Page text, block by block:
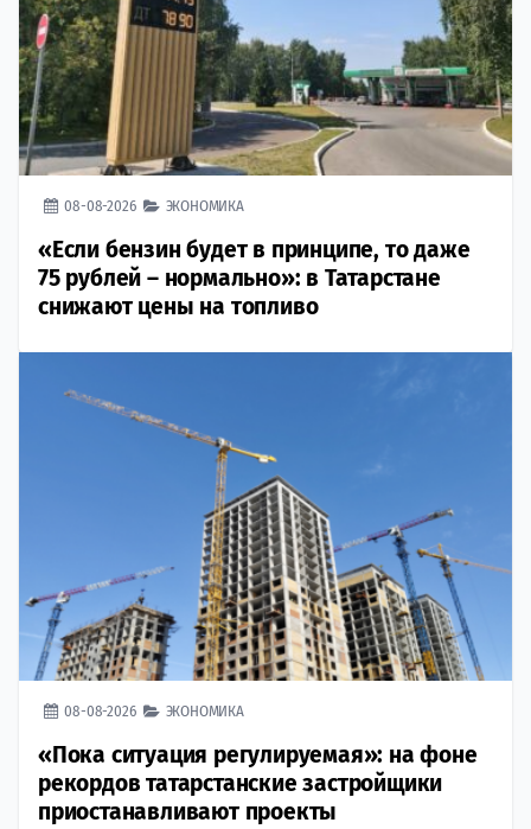
08-08-2026 ЭКОНОМИКА
«Если бензин будет в принципе, то даже
75 рублей – нормально»: в Татарстане
снижают цены на топливо
08-08-2026 ЭКОНОМИКА
«Пока ситуация регулируемая»: на фоне
рекордов татарстанские застройщики
приостанавливают проекты